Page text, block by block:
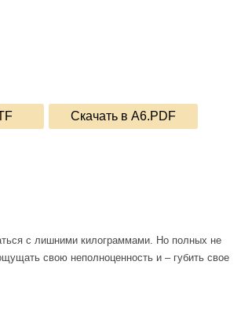
Скачать в A6.PDF
с лишними килограммами. Но полных не
свою неполноценность и – губить свое